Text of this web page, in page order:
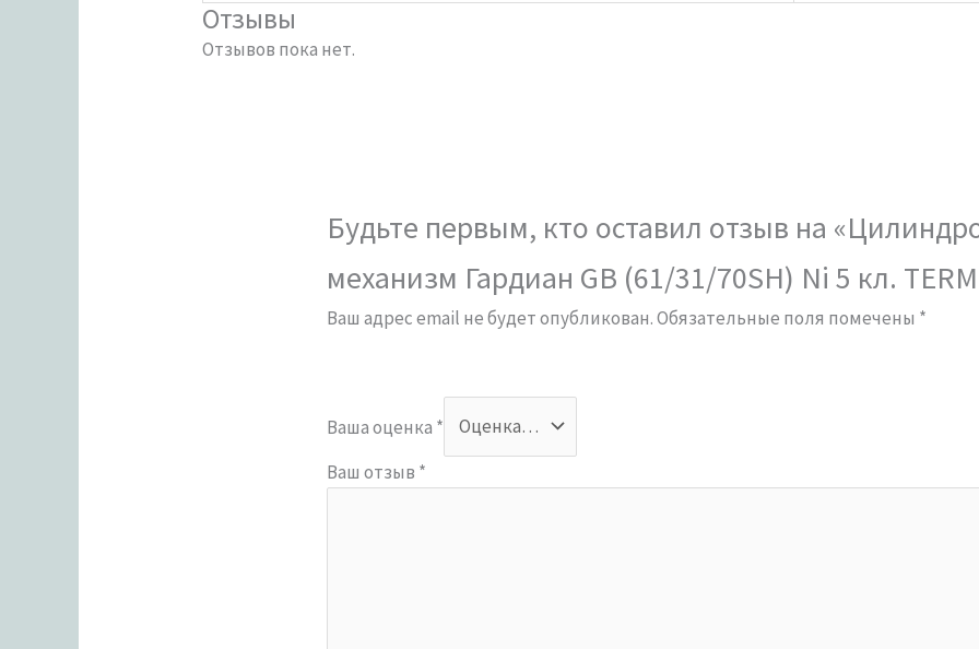
Отзывы
Отзывов пока нет.
Будьте первым, кто оставил отзыв на
механизм Гардиан GB (61/31/70SH) Ni 5 кл.
Ваш адрес email не будет опубликован.Обязательные поля помечены *
Ваша оценка *
Ваш отзыв *